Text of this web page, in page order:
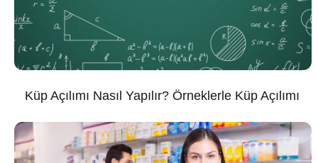
Küp Açılımı Nasıl Yapılır? Örneklerle Küp Açılımı